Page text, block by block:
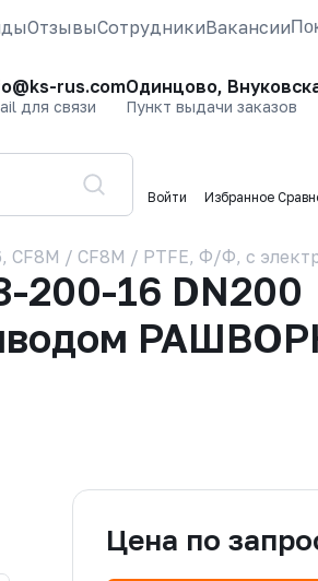
ОтзывыСотрудникиВакансии
rus.com
для связи
Одинцово,
Пункт выдачи заказов
Войти Избранное
/ CF8M / PTFE, Ф/Ф, с
200-16 DN200
Цена по